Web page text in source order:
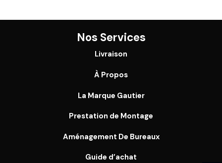
Nos Services
Livraison
À Propos
La Marque Gautier
Prestation de Montage
Aménagement De Bureaux
Guide d’achat